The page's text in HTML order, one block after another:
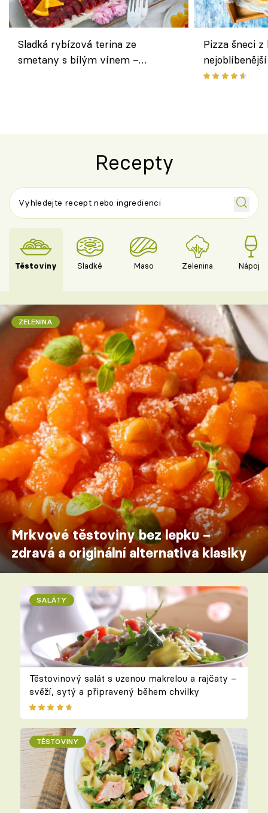
Sladká rybízová terina ze
smetany s bílým vínem –
Pizza šneci
Recepty
Těstoviny Sladké Maso Zelenina Nápoje
ZELENINA
Mrkvové těstoviny bez lepku –
zdravá a originální alternativa klasiky
SALÁTY
Těstovinový salát s uzenou makrelou a rajčaty –
svěží, sytý a připravený během chvilky
TĚSTOVINY